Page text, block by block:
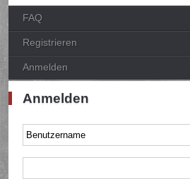
FAQ
Registrieren
Anmelden
Anmelden